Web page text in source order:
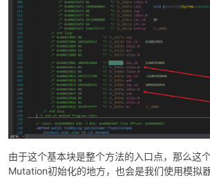
由于这个基本块是整个方法的入口点，那么这
Mutation初始化的地方，也会是我们使用模拟